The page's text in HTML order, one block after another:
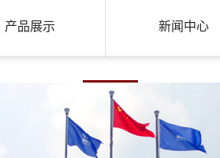
产品展示 新闻中心